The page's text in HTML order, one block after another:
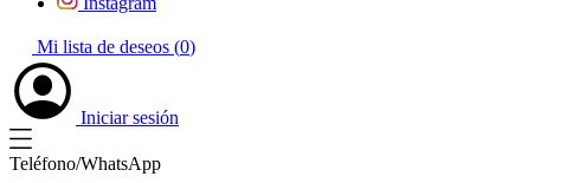
Mi lista de deseos (0)
Iniciar sesión
Teléfono/WhatsApp